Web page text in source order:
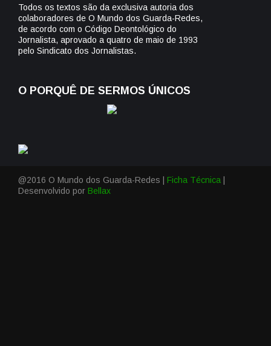
Todos os textos são da exclusiva autoria dos
colaboradores de O Mundo dos Guarda-Redes,
de acordo com o Código Deontológico do
Jornalista, aprovado a quatro de maio de 1993
pelo Sindicato dos Jornalistas.
O PORQUÊ DE SERMOS ÚNICOS
@2016 O Mundo dos Guarda-Redes | Ficha Técnica
Desenvolvido por Bellax